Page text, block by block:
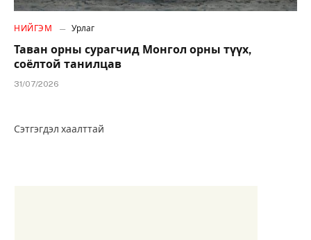
НИЙГЭМ Урлаг
Таван орны сурагчид Монгол орны түүх,
соёлтой танилцав
31/07/2026
Сэтгэгдэл хаалттай